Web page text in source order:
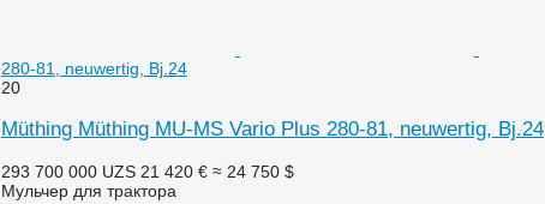
280-81, neuwertig, Bj.24
20
Müthing Müthing MU-MS Vario Plus 280-81, neuwertig, Bj.24
293 700 000 UZS 21 420 € ≈ 24 750 $
Мульчер для трактора